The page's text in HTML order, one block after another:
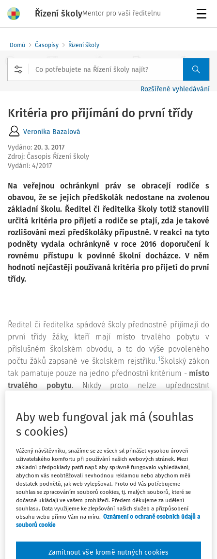
Řízení školyMentor pro vaši ředitelnu
Domů Časopisy Řízení školy
Rozšířené vyhledávání
Kritéria pro přijímání do první třídy
Veronika Bazalová
Vydáno: 20. 3. 2017
Zdroj: Časopis Řízení školy
Vydání: 4/2017
Na veřejnou ochránkyni práv se obracejí rodiče s
obavou, že se jejich předškolák nedostane na zvolenou
základní školu. Ředitel či ředitelka školy totiž stanovili
určitá kritéria pro přijetí a rodiče se ptají, zda je takové
rozlišování mezi předškoláky přípustné. V reakci na tyto
podněty vydala ochránkyně v roce 2016 doporučení k
rovnému přístupu k povinné školní docházce. V něm
hodnotí nejčastěji používaná kritéria pro přijetí do první
třídy.
Ředitel či ředitelka spádové školy přednostně přijímají do
první třídy žáky, kteří mají místo trvalého pobytu v
příslušném školském obvodu, a to do výše povoleného
počtu žáků zapsané ve školském rejstříku.1 Školský zákon
tak pamatuje pouze na jedno přednostní kritérium - místo
trvalého pobytu. Nikdy proto nelze upřednostnit
školy, které se potýkají s přetlakem spádových dětí?
Kritéria - ano, či ne?
Ministerstvo školství, mládeže a tělovýchovy ve své
nejnovější informaci k organizaci zápisů odpověď nenabízí.
Uvádí, že ředitel či ředitelka školy nesmějí odmítnout
spádové dítě, a řešení vidí v komunikaci školy s obcí.
Obec má totiž povinnost zajistit podmínky pro plnění
povinné školní docházky všem svým dětem.3
O kritériích však hovoří vyhláška o základním vzdělávání.
Podle ní mají školy povinnost před zahájením zápisů
zveřejnit kritéria pro přijímání žáků (pokud nějaká
Aby web fungoval jak má (souhlas
s cookies)
Vážený návštěvníku, snažíme se ze všech sil přinášet vysokou úroveň
uživatelského komfortu při používání našich webových stránek. Mezi
základní předpoklady patří např. aby správně fungovalo vyhledávání,
abychom vás neobtěžovali nevhodnou reklamou nebo abychom měli
dostatek podnětů, jak web vylepšovat. Proto od Vás potřebujeme
souhlas se zpracováním souborů cookies, tj. malých souborů, které se
dočasně ukládají ve vašem prohlížeči. Předem děkujeme za udělení
souhlasu. Data využijeme ke zlepšování našich služeb a přizpůsobení
obsahu webu přímo Vám na míru. Oznámení o ochraně osobních údajů a
souborů cookie
Zamítnout vše kromě nutných cookies